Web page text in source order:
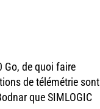
Go, de quoi faire
de télémétrie sont
que SIMLOGIC